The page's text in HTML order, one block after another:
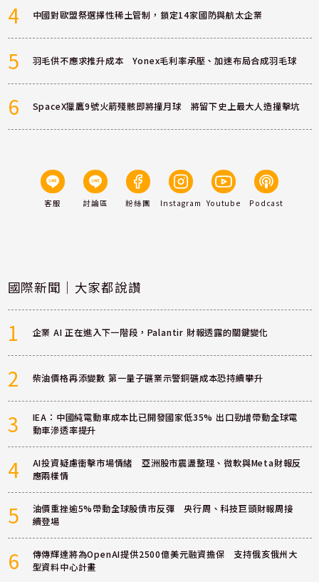
4 中國對歐盟祭選擇性稀土管制，鎖定14家國防與航太企業
5 羽毛供不應求推升成本 Yonex毛利率承壓、加速布局合成羽毛球
6 SpaceX獵鷹9號火箭殘骸即將撞月球 將留下史上最大人造撞擊坑
客服 討論區 粉絲團 Instagram Youtube Podcast
國際新聞｜大家都說讚
1 企業 AI 正在進入下一階段，Palantir 財報透露的關鍵變化
2 柴油價格再添變數 第一量子礦業示警銅礦成本恐持續攀升
3
IEA：中國純電動車成本比已開發國家低35% 出口勁增帶動全球電
動車滲透率提升
4
AI投資疑慮衝擊市場情緒 亞洲股市震盪整理、微軟與Meta財報反
應兩樣情
5
油價重挫逾5%帶動全球股債市反彈 央行周、科技巨頭財報周接
續登場
6
傳傳輝達將為OpenAI提供2500億美元融資擔保 支持俄亥俄州大
型資料中心計畫